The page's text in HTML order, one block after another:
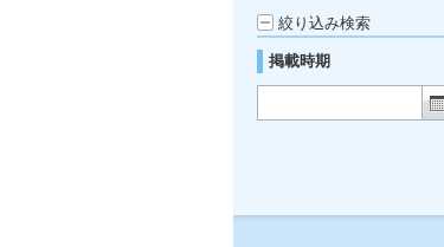
絞り込み検索
掲載時期